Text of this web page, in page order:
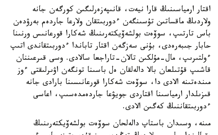
اقتار ارمياسىنىڭ قارا نيەت، قانىپەزەرلىگىن كورگەن جانە
ولاردىڭ ماقساتىن تۇسىنگەن ءدوربىتقان ولارعا جاردەم بەرۋدەن
باس تارتىپ، سوۆەت بولشەۆيكتەرىنىڭ شەكارا قورعانىس ورنىنا
حابار جىبەرەدى، بۇنى سەزگەن اقتار تاباندا ءدوربىتقاندى اتىپ
ءولتىرىپ، مال-مۇلكىن تالان-تاراجعا سالادى. وسى قىرعىننان
قاشىپ قۇتىلعان بالا دالەلقان ەل باسىنا تونگەن اۋىرلىقتى ءوز
مىندەتىنە الادى دا، سوۆەت شەكارا قورعانىسىنا بارادى جانە
قىزىلدار ارمياسىنا اقتاردى جويۋعا جاردەمدەسىپ، اعاسى
ءدوربىتقاننىڭ كەگىن الادى.
مىنە، وسىدان باستاپ دالەلحان سوۆەت بولشەۆيكتەرىنىڭ